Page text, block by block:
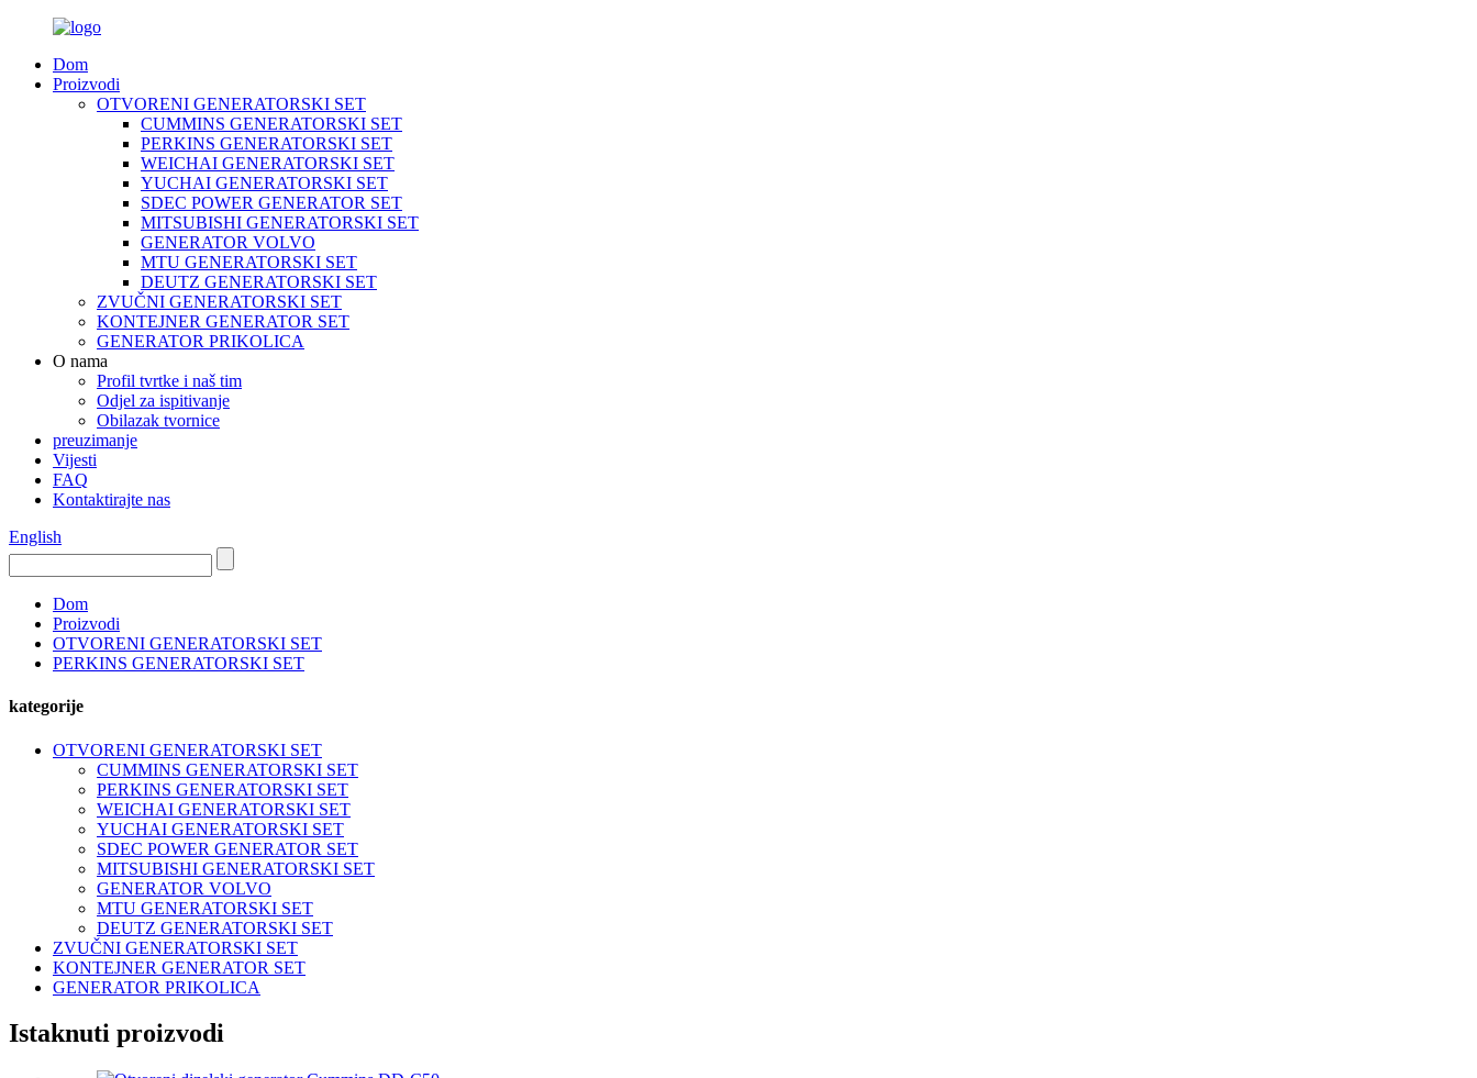
Dom
Proizvodi
OTVORENI GENERATORSKI SET
CUMMINS GENERATORSKI SET
PERKINS GENERATORSKI SET
WEICHAI GENERATORSKI SET
YUCHAI GENERATORSKI SET
SDEC POWER GENERATOR SET
MITSUBISHI GENERATORSKI SET
GENERATOR VOLVO
MTU GENERATORSKI SET
DEUTZ GENERATORSKI SET
ZVUČNI GENERATORSKI SET
KONTEJNER GENERATOR SET
GENERATOR PRIKOLICA
O nama
Profil tvrtke i naš tim
Odjel za ispitivanje
Obilazak tvornice
preuzimanje
Vijesti
FAQ
Kontaktirajte nas
English
Dom
Proizvodi
OTVORENI GENERATORSKI SET
PERKINS GENERATORSKI SET
kategorije
OTVORENI GENERATORSKI SET
CUMMINS GENERATORSKI SET
PERKINS GENERATORSKI SET
WEICHAI GENERATORSKI SET
YUCHAI GENERATORSKI SET
SDEC POWER GENERATOR SET
MITSUBISHI GENERATORSKI SET
GENERATOR VOLVO
MTU GENERATORSKI SET
DEUTZ GENERATORSKI SET
ZVUČNI GENERATORSKI SET
KONTEJNER GENERATOR SET
GENERATOR PRIKOLICA
Istaknuti proizvodi